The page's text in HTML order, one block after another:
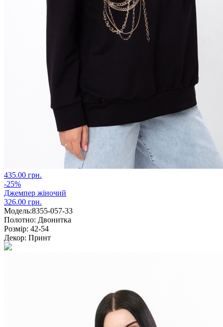
435.00 грн.
-25%
Джемпер жіночий
326.00 грн.
Модель:8355-057-33
Полотно: Двонитка
Розмір: 42-54
Декор: Принт